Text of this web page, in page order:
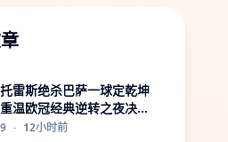
托雷斯绝杀巴萨一球定乾坤
重温欧冠经典逆转之夜决战
诺坎普历史瞬间
9 · 12小时前